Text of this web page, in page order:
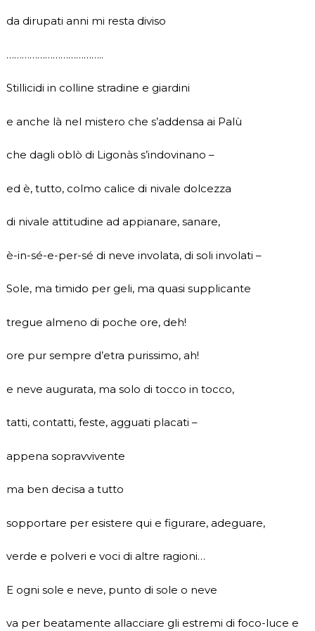
da dirupati anni mi resta diviso
………………………………..
Stillicidi in colline stradine e giardini
e anche là nel mistero che s’addensa ai Palù
che dagli oblò di Ligonàs s’indovinano –
ed è, tutto, colmo calice di nivale dolcezza
di nivale attitudine ad appianare, sanare,
è-in-sé-e-per-sé di neve involata, di soli involati –
Sole, ma timido per geli, ma quasi supplicante
tregue almeno di poche ore, deh!
ore pur sempre d’etra purissimo, ah!
e neve augurata, ma solo di tocco in tocco,
tatti, contatti, feste, agguati placati –
appena sopravvivente
ma ben decisa a tutto
sopportare per esistere qui e figurare, adeguare,
verde e polveri e voci di altre ragioni…
E ogni sole e neve, punto di sole o neve
va per beatamente allacciare gli estremi di foco-luce e